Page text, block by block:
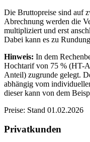
Die Bruttopreise sind auf
Abrechnung werden die
multipliziert und erst
Dabei kann es zu
Hinweis: In dem
Hochtarif von 75 % (HT-
Anteil) zugrunde gelegt.
abhängig vom
dieser kann von dem
Preise: Stand 01.02.2026
Privatkunden